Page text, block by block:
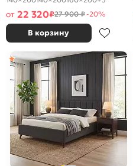
от 22 320₽27 900 ₽-20%
В корзину